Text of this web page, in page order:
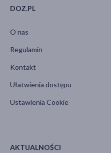
DOZ.PL
O nas
Regulamin
Kontakt
Ułatwienia dostępu
Ustawienia Cookie
AKTUALNOŚCI